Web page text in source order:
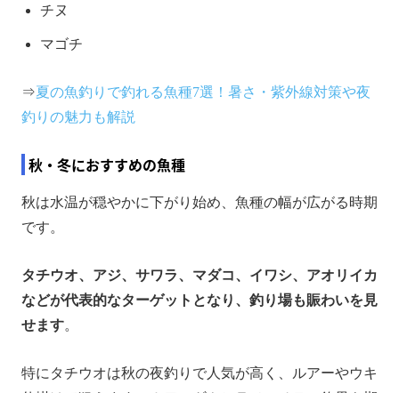
チヌ
マゴチ
⇒夏の魚釣りで釣れる魚種7選！暑さ・紫外線対策や夜
釣りの魅力も解説
秋・冬におすすめの魚種
秋は水温が穏やかに下がり始め、魚種の幅が広がる時期
です。
タチウオ、アジ、サワラ、マダコ、イワシ、アオリイカ
などが代表的なターゲットとなり、釣り場も賑わいを見
せます。
特にタチウオは秋の夜釣りで人気が高く、ルアーやウキ